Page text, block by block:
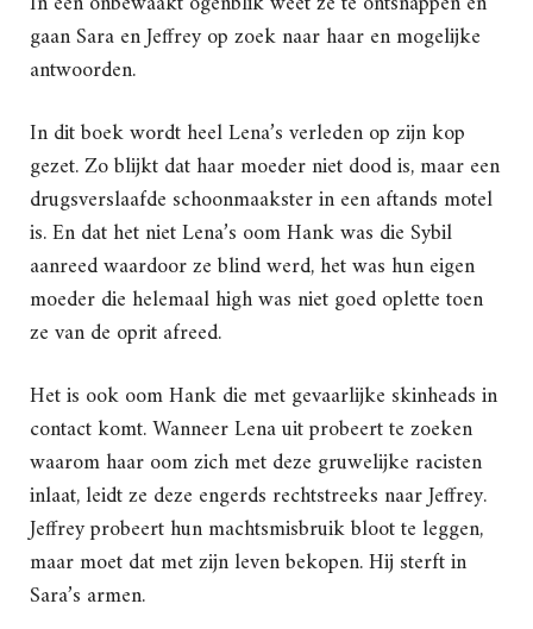
gaan Sara en Jeffrey op zoek naar haar en mogelijke
antwoorden.
In dit boek wordt heel Lena’s verleden op zijn kop
gezet. Zo blijkt dat haar moeder niet dood is, maar een
drugsverslaafde schoonmaakster in een aftands motel
is. En dat het niet Lena’s oom Hank was die Sybil
aanreed waardoor ze blind werd, het was hun eigen
moeder die helemaal high was niet goed oplette toen
ze van de oprit afreed.
Het is ook oom Hank die met gevaarlijke skinheads in
contact komt. Wanneer Lena uit probeert te zoeken
waarom haar oom zich met deze gruwelijke racisten
inlaat, leidt ze deze engerds rechtstreeks naar Jeffrey.
Jeffrey probeert hun machtsmisbruik bloot te leggen,
maar moet dat met zijn leven bekopen. Hij sterft in
Sara’s armen.